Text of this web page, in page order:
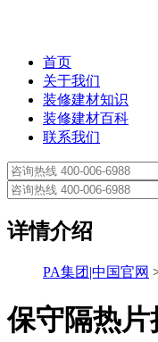
首页
关于我们
装修建材知识
装修建材百科
联系我们
详情介绍
PA集团|中国官网
保守隔热